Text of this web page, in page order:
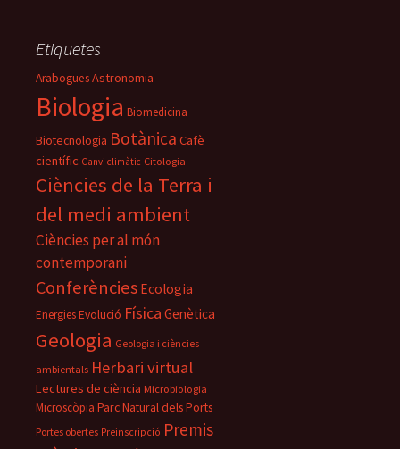
Etiquetes
AraboguesAstronomia
Biologia Biomedicina
Biotecnologia Botànica Cafè
científic Canvi climàtic Citologia
Ciències de la Terra i
del medi ambient
Ciències per al món
contemporani
Conferències Ecologia
EnergiesEvolució Física Genètica
Geologia Geologia i ciències
ambientals Herbari virtual
Lectures de ciència Microbiologia
Microscòpia Parc Natural dels Ports
Portes obertes Preinscripció Premis